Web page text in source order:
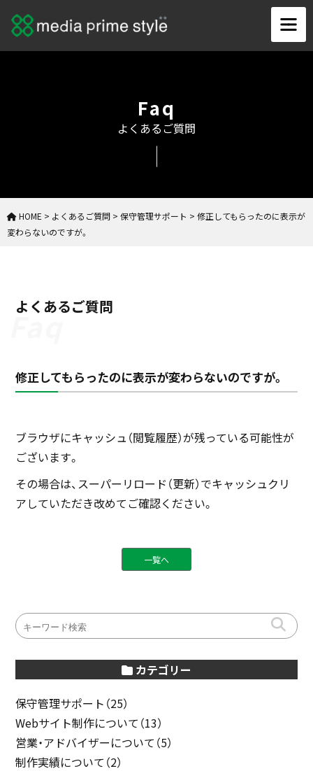
Faq
よくあるご質問
HOME > よくあるご質問 > 保守管理サポート > 修正してもらったのに表示が
変わらないのですが。
よくあるご質問
修正してもらったのに表示が変わらないのですが。
ブラウザにキャッシュ（閲覧履歴）が残っている可能性が
ございます。
その場合は、スーパーリロード（更新）でキャッシュクリ
アしていただき改めてご確認ください。
一覧へ
カテゴリー
保守管理サポート（25）
Webサイト制作について（13）
営業・アドバイザーについて（5）
制作実績について（2）